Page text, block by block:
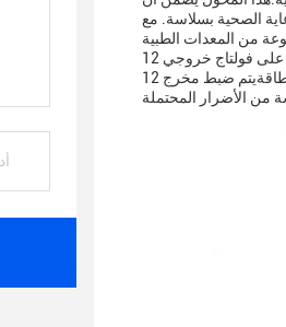
الصحية بسلاسة. مع
يحتوي على فولتاج خروجي 12VDC ، تم تصميم المحول لتوفير مصدر طاقة مستقر ودقيق. هذا المستوى من الإخراج مثالي لمجموعة واسعة من الأجهزة
الطبية ،ضمان أن تعمل بشكل فعال دون خطر مشاكل متعلقة بالطاقةيتم ضبط مخرج 12VDC بدقة للحفاظ على أداء ثابت ، حتى في حالة تقلبات في